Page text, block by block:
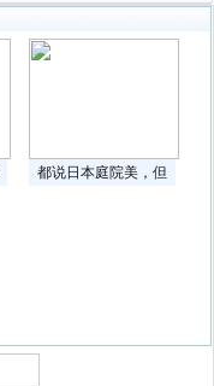
都说日本庭院美，但